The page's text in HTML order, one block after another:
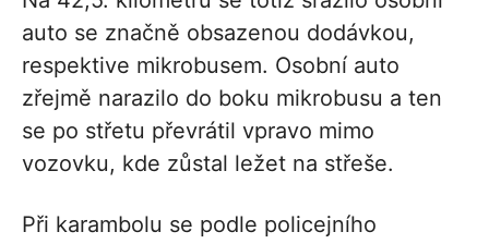
auto se značně obsazenou dodávkou,
respektive mikrobusem. Osobní auto
zřejmě narazilo do boku mikrobusu a ten
se po střetu převrátil vpravo mimo
vozovku, kde zůstal ležet na střeše.
Při karambolu se podle policejního